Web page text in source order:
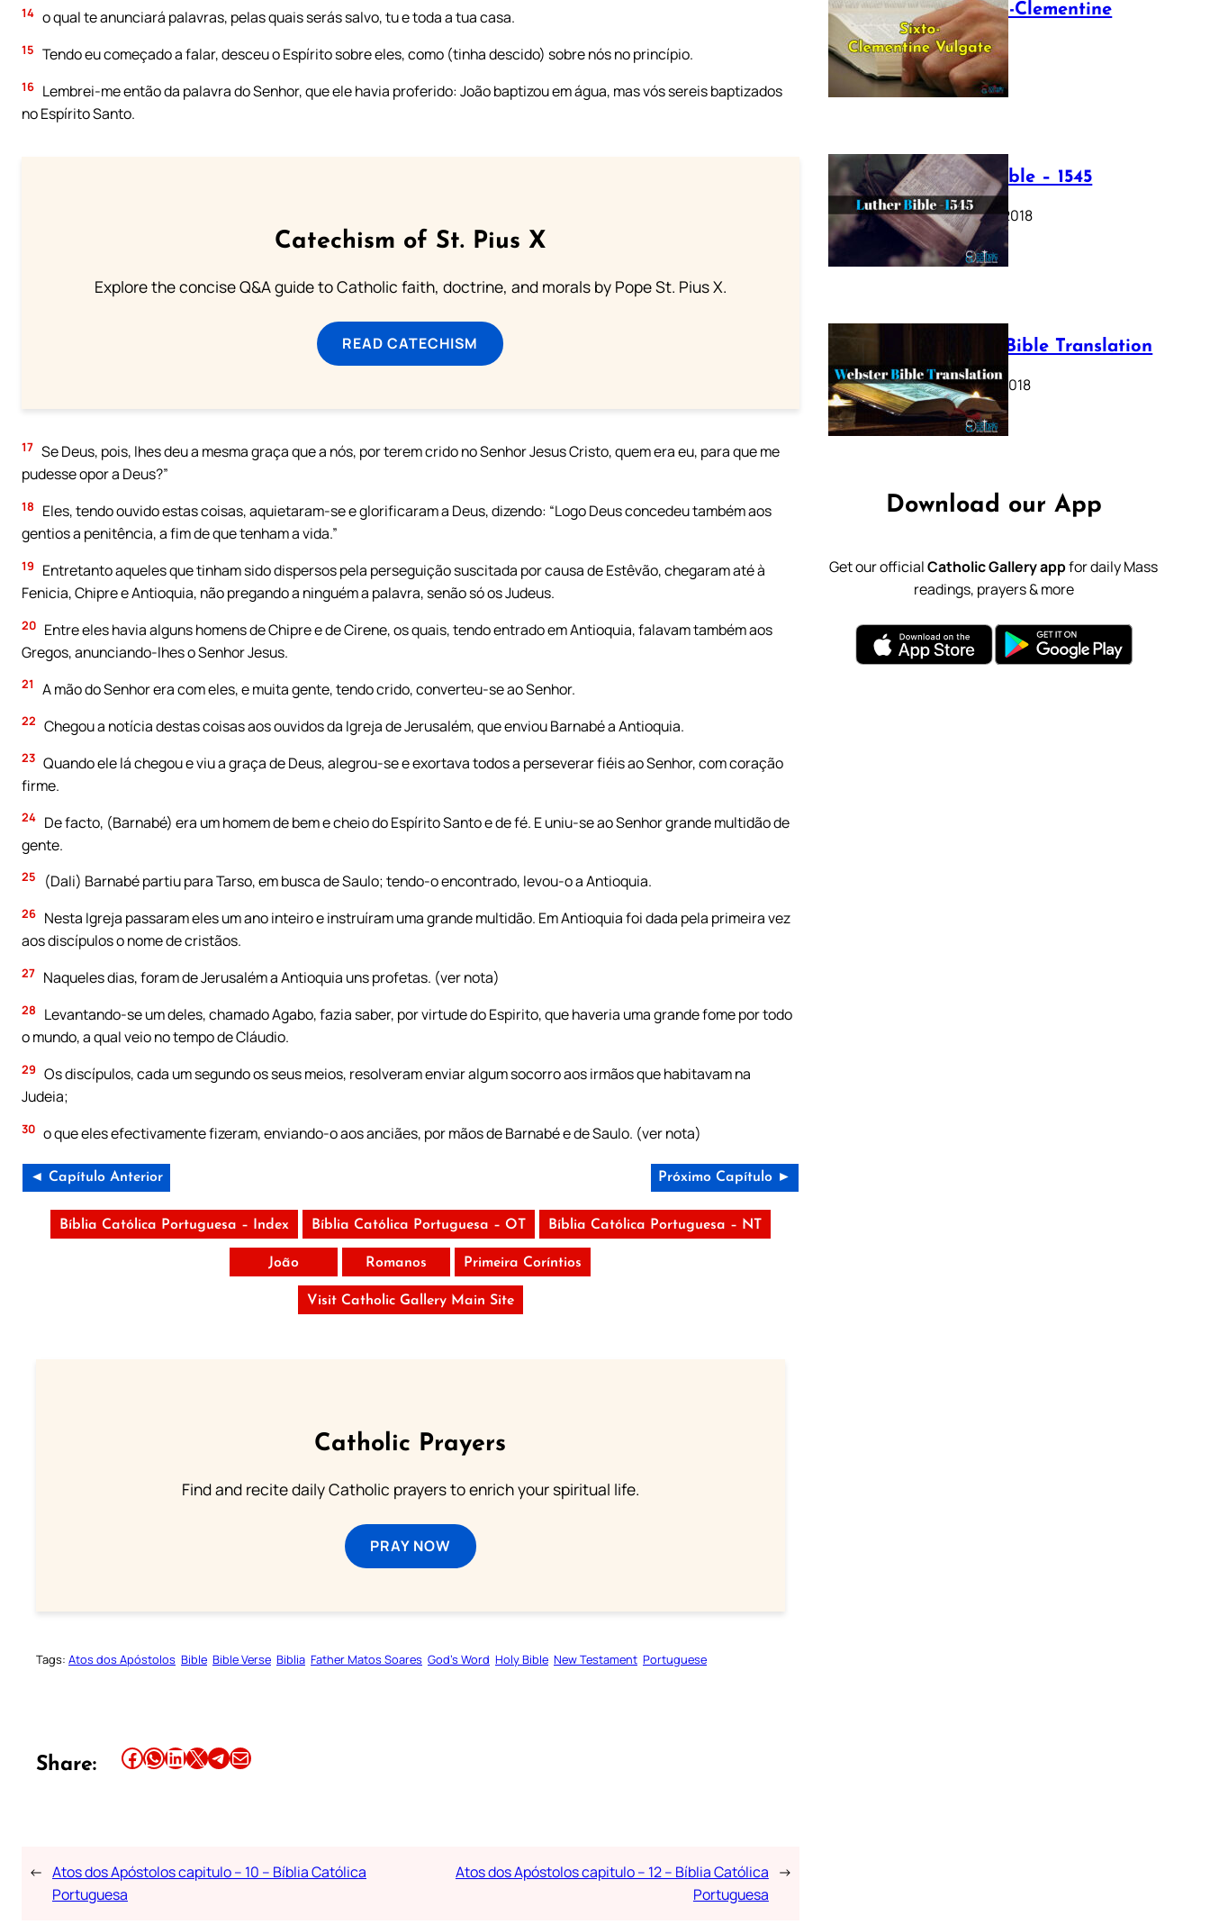
14 o qual te anunciará palavras, pelas quais serás salvo, tu e toda a tua casa.
15 Tendo eu começado a falar, desceu o Espírito sobre eles, como (tinha descido) sobre nós no princípio.
16 Lembrei-me então da palavra do Senhor, que ele havia proferido: João baptizou em água, mas vós sereis baptizados
no Espírito Santo.
Catechism of St. Pius X
Explore the concise Q&A guide to Catholic faith, doctrine, and morals by Pope St. Pius X.
READ CATECHISM
17 Se Deus, pois, lhes deu a mesma graça que a nós, por terem crido no Senhor Jesus Cristo, quem era eu, para que me
pudesse opor a Deus?”
18
Eles, tendo ouvido estas coisas, aquietaram-se e glorificaram a Deus, dizendo: “Logo Deus concedeu também aos
gentios a penitência, a fim de que tenham a vida.”
19
Entretanto aqueles que tinham sido dispersos pela perseguição suscitada por causa de Estêvão, chegaram até à
Fenicia, Chipre e Antioquia, não pregando a ninguém a palavra, senão só os Judeus.
20 Entre eles havia alguns homens de Chipre e de Cirene, os quais, tendo entrado em Antioquia, falavam também aos
Gregos, anunciando-lhes o Senhor Jesus.
21 A mão do Senhor era com eles, e muita gente, tendo crido, converteu-se ao Senhor.
22 Chegou a notícia destas coisas aos ouvidos da Igreja de Jerusalém, que enviou Barnabé a Antioquia.
23 Quando ele lá chegou e viu a graça de Deus, alegrou-se e exortava todos a perseverar fiéis ao Senhor, com coração
firme.
24 De facto, (Barnabé) era um homem de bem e cheio do Espírito Santo e de fé. E uniu-se ao Senhor grande multidão de
gente.
25 (Dali) Barnabé partiu para Tarso, em busca de Saulo; tendo-o encontrado, levou-o a Antioquia.
26 Nesta Igreja passaram eles um ano inteiro e instruíram uma grande multidão. Em Antioquia foi dada pela primeira vez
aos discípulos o nome de cristãos.
27 Naqueles dias, foram de Jerusalém a Antioquia uns profetas. (ver nota)
28
Levantando-se um deles, chamado Agabo, fazia saber, por virtude do Espirito, que haveria uma grande fome por todo
o mundo, a qual veio no tempo de Cláudio.
29 Os discípulos, cada um segundo os seus meios, resolveram enviar algum socorro aos irmãos que habitavam na
Judeia;
30 o que eles efectivamente fizeram, enviando-o aos anciães, por mãos de Barnabé e de Saulo. (ver nota)
◄ Capítulo Anterior Próximo Capítulo ►
Bíblia Católica Portuguesa – Index Bíblia Católica Portuguesa – OT Bíblia Católica Portuguesa – NT
João Romanos Primeira Coríntios
Visit Catholic Gallery Main Site
Catholic Prayers
Find and recite daily Catholic prayers to enrich your spiritual life.
PRAY NOW
Tags: Atos dos Apóstolos Bible Bible Verse Biblia Father Matos Soares God’s Word Holy Bible New Testament Portuguese
Share: Share this article on Facebook Share this article on WhatsApp Share this article on LinkedIn Share this article on X Share this article on TelegramEmail this Article
← Atos dos Apóstolos capitulo – 10 – Bíblia Católica
Portuguesa
Atos dos Apóstolos capitulo – 12 – Bíblia Católica
Portuguesa
→
The Sixto-Clementine
Vulgate
July 12, 2025
Luther Bible – 1545
October 17, 2018
Webster Bible Translation
October 11, 2018
Download our App
Get our officialCatholic Gallery appfor daily Mass
readings, prayers & more